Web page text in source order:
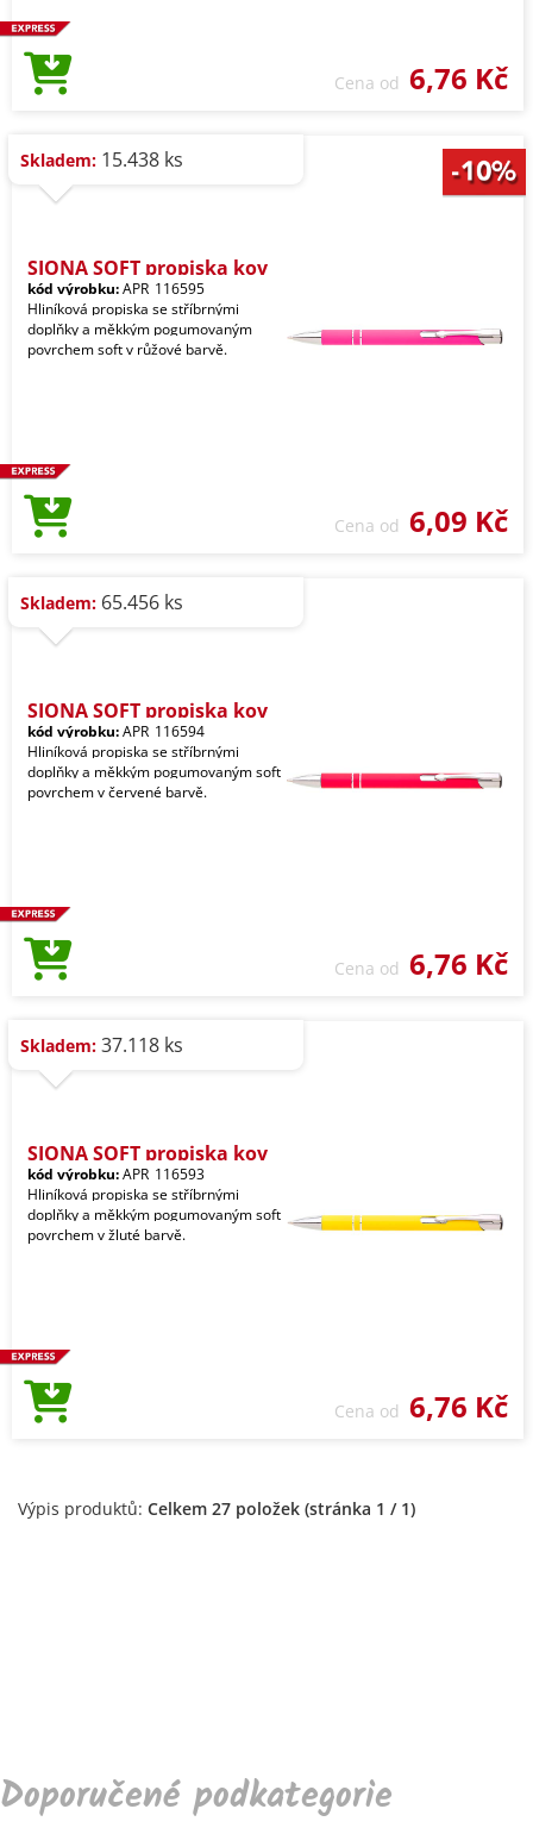
Cena od 6,76 Kč
Skladem: 15.438 ks
SIONA SOFT propiska kov
kód výrobku:APR_116595
Hliníková propiska se stříbrnými
doplňky a měkkým pogumovaným
povrchem soft v růžové barvě.
Cena od 6,09 Kč
Skladem: 65.456 ks
SIONA SOFT propiska kov
kód výrobku:APR_116594
Hliníková propiska se stříbrnými
doplňky a měkkým pogumovaným soft
povrchem v červené barvě.
Cena od 6,76 Kč
Skladem: 37.118 ks
SIONA SOFT propiska kov
kód výrobku:APR_116593
Hliníková propiska se stříbrnými
doplňky a měkkým pogumovaným soft
povrchem v žluté barvě.
Cena od 6,76 Kč
Výpis produktů: Celkem 27 položek (stránka 1 / 1)
Doporučené podkategorie